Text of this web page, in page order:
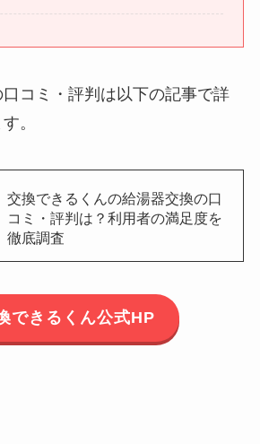
コミ・評判は以下の記事で詳
。
交換できるくんの給湯器交換の口
コミ・評判は？利用者の満足度を
徹底調査
できるくん公式HP